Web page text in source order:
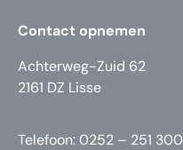
Contact opnemen
Achterweg-Zuid 62
2161 DZ Lisse
Telefoon: 0252 – 251 300